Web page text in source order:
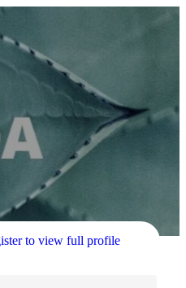
to view full profile